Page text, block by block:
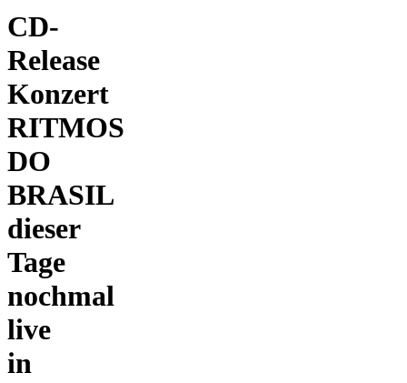
CD-
Release
Konzert
RITMOS
DO
BRASIL
dieser
Tage
nochmal
live
in